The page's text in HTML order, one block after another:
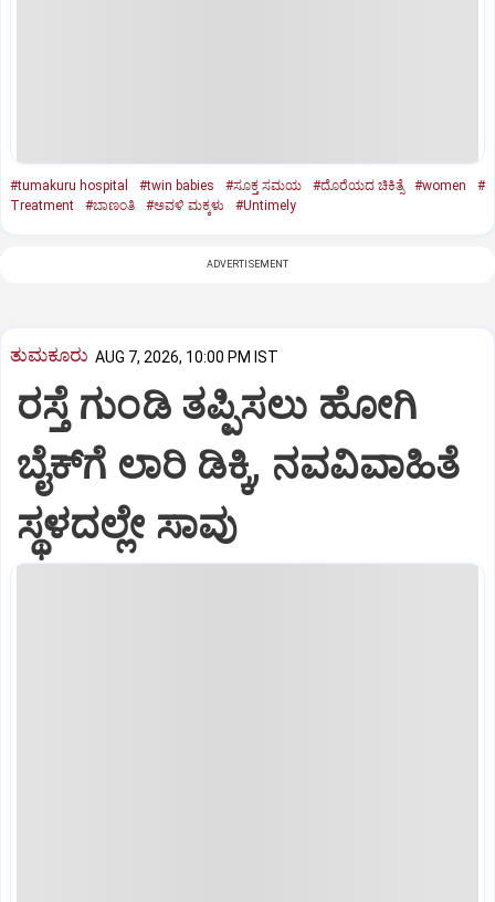
#tumakuru hospital #twin babies #ಸೂಕ್ತ ಸಮಯ #ದೊರೆಯದ ಚಿಕಿತ್ಸೆ #women
#
Treatment
#ಬಾಣಂತಿ #ಅವಳಿ ಮಕ್ಕಳು #Untimely
ADVERTISEMENT
ತುಮಕೂರು AUG 7, 2026, 10:00 PM IST
ರಸ್ತೆ ಗುಂಡಿ ತಪ್ಪಿಸಲು ಹೋಗಿ
ಬೈಕ್‌ಗೆ ಲಾರಿ ಡಿಕ್ಕಿ, ನವವಿವಾಹಿತೆ
ಸ್ಥಳದಲ್ಲೇ ಸಾವು